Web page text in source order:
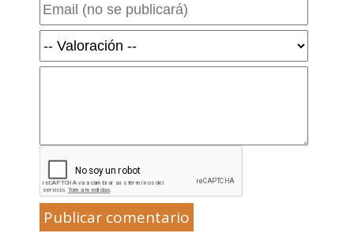
Publicar comentario